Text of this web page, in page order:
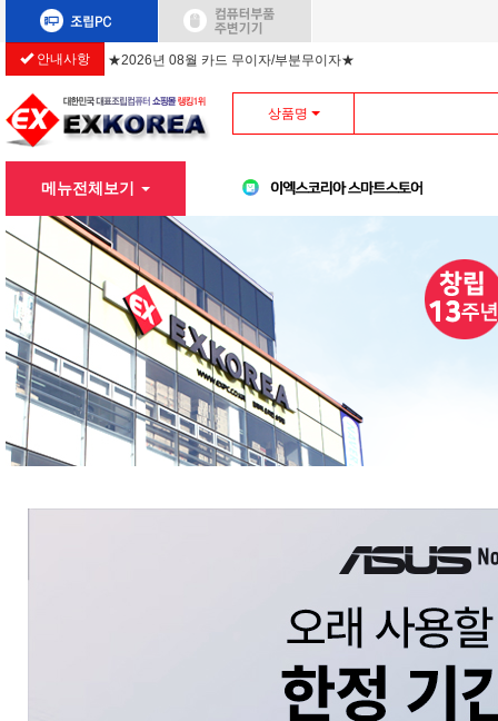
안내사항 ★2026년 08월 카드 무이자/부분무이자★
상품명
메뉴전체보기